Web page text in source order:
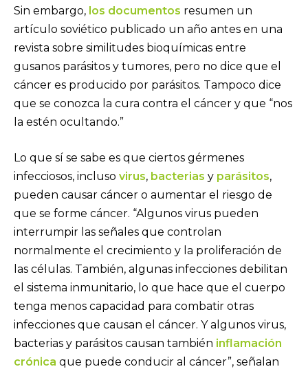
Sin embargo, los documentos resumen un
artículo soviético publicado un año antes en una
revista sobre similitudes bioquímicas entre
gusanos parásitos y tumores, pero no dice que el
cáncer es producido por parásitos. Tampoco dice
que se conozca la cura contra el cáncer y que “nos
la estén ocultando.”
Lo que sí se sabe es que ciertos gérmenes
infecciosos, incluso virus, bacterias y parásitos,
pueden causar cáncer o aumentar el riesgo de
que se forme cáncer. “Algunos virus pueden
interrumpir las señales que controlan
normalmente el crecimiento y la proliferación de
las células. También, algunas infecciones debilitan
el sistema inmunitario, lo que hace que el cuerpo
tenga menos capacidad para combatir otras
infecciones que causan el cáncer. Y algunos virus,
bacterias y parásitos causan también inflamación
crónica que puede conducir al cáncer”, señalan